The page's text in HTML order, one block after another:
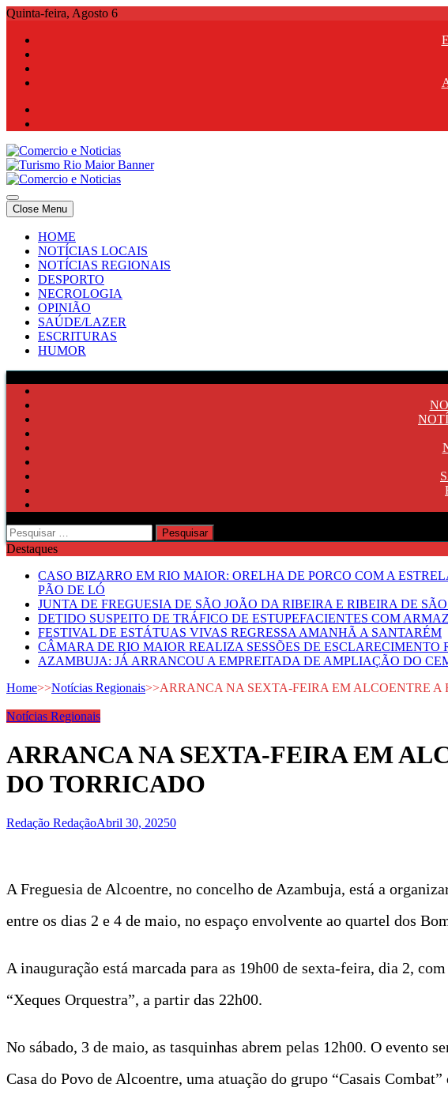
Skip
content
Quinta-feira, Agosto 6
Comercio e Noticias
Notícias e Publicidade Online
Comercio e Noticias
Notícias e Publicidade Online
Close Menu
HOME
NOTÍCIAS LOCAIS
NOTÍCIAS REGIONAIS
DESPORTO
NECROLOGIA
OPINIÃO
SAÚDE/LAZER
ESCRITURAS
HUMOR
Pesquisar
por:
Destaques
CASO BIZARRO EM RIO MAIOR: ORELHA DE PORCO COM A
PÃO DE LÓ
JUNTA DE FREGUESIA DE SÃO JOÃO DA RIBEIRA E RIBEIRA DE
DETIDO SUSPEITO DE TRÁFICO DE ESTUPEFACIENTES COM
FESTIVAL DE ESTÁTUAS VIVAS REGRESSA AMANHÃ A SANTARÉM
CÂMARA DE RIO MAIOR REALIZA SESSÕES DE
AZAMBUJA: JÁ ARRANCOU A EMPREITADA DE AMPLIAÇÃO DO
Home>>Notícias Regionais>>ARRANCA NA SEXTA-FEIRA EM ALCOENTRE
Notícias Regionais
ARRANCA NA SEXTA-FEIRA EM
DO TORRICADO
Redação RedaçãoAbril 30, 20250
A Freguesia de Alcoentre, no concelho de Azambuja, está a
entre os dias 2 e 4 de maio, no espaço envolvente ao quartel dos
A inauguração está marcada para as 19h00 de sexta-feira, dia 2,
“Xeques Orquestra”, a partir das 22h00.
No sábado, 3 de maio, as tasquinhas abrem pelas 12h00. O evento
Casa do Povo de Alcoentre, uma atuação do grupo “Casais